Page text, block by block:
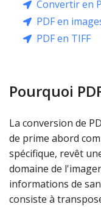
Convertir en
PDF en
PDF en TIFF
Pourquoi
La conversion de
de prime abord
spécifique, revêt
domaine de
informations de
consiste à